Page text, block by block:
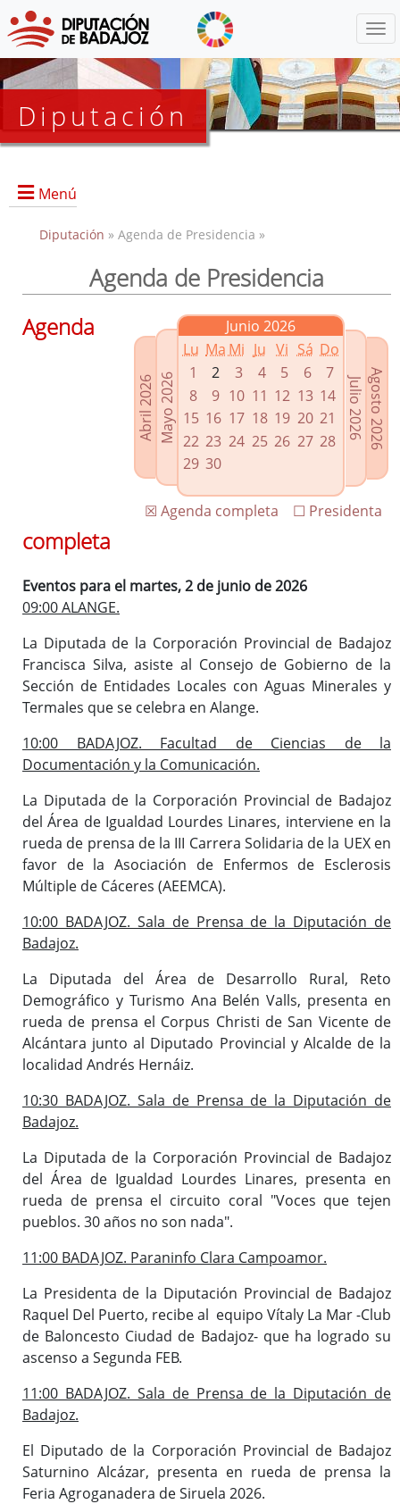
Diputación
Menú
Presidencia
Grupos Políticos
Enlaces relacionados
Agenda de Presidencia
Plenos provinciales y Juntas de gobierno
Oficina de Proyectos Europeos
Diputación » Agenda de Presidencia »
Agenda de Presidencia
Abril 2026Mayo 2026
Junio 2026
Lu Ma Mi Ju Vi Sá Do
1
2 3 4 5 6
7
8
9 10 11 12 13 14
15 16 17 18 19 20 21
22 23 24 25 26 27 28
29 30
Agosto 2026
Julio 2026
☐ Presidenta
☒ Agenda completa
Agenda
completa
Eventos para el martes, 2 de junio de 2026
09:00 ALANGE.
La Diputada de la Corporación Provincial de Badajoz
Francisca Silva, asiste al Consejo de Gobierno de la
Sección de Entidades Locales con Aguas Minerales y
Termales que se celebra en Alange.
10:00 BADAJOZ. Facultad de Ciencias de la
Documentación y la Comunicación.
La Diputada de la Corporación Provincial de Badajoz
del Área de Igualdad Lourdes Linares, interviene en la
rueda de prensa de la III Carrera Solidaria de la UEX en
favor de la Asociación de Enfermos de Esclerosis
Múltiple de Cáceres (AEEMCA).
10:00 BADAJOZ. Sala de Prensa de la Diputación de
Badajoz.
La Diputada del Área de Desarrollo Rural, Reto
Demográfico y Turismo Ana Belén Valls, presenta en
rueda de prensa el Corpus Christi de San Vicente de
Alcántara junto al Diputado Provincial y Alcalde de la
localidad Andrés Hernáiz.
10:30 BADAJOZ. Sala de Prensa de la Diputación de
Badajoz.
La Diputada de la Corporación Provincial de Badajoz
del Área de Igualdad Lourdes Linares, presenta en
rueda de prensa el circuito coral "Voces que tejen
pueblos. 30 años no son nada".
11:00 BADAJOZ. Paraninfo Clara Campoamor.
La Presidenta de la Diputación Provincial de Badajoz
Raquel Del Puerto, recibe al equipo Vítaly La Mar -Club
de Baloncesto Ciudad de Badajoz- que ha logrado su
ascenso a Segunda FEB.
11:00 BADAJOZ. Sala de Prensa de la Diputación de
Badajoz.
El Diputado de la Corporación Provincial de Badajoz
Saturnino Alcázar, presenta en rueda de prensa la
Feria Agroganadera de Siruela 2026.